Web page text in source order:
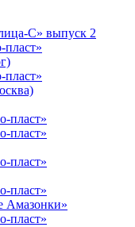
С» выпуск 2
пласт»
пласт»
пласт»
пласт»
Амазонки»
пласт»